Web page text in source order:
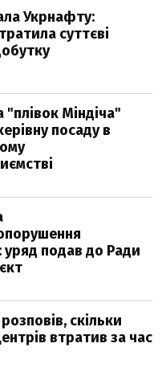
Укрнафту:
суттєві
"плівок Міндіча"
посаду в
уряд подав до Ради
скільки
втратив за час